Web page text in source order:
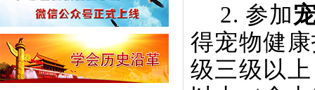
2. 参加
得宠物健
级三级以